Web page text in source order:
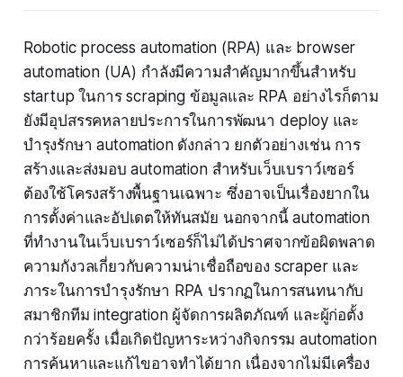
Robotic process automation (RPA) และ browser
automation (UA) กำลังมีความสำคัญมากขึ้นสำหรับ
startup ในการ scraping ข้อมูลและ RPA อย่างไรก็ตาม
ยังมีอุปสรรคหลายประการในการพัฒนา deploy และ
บำรุงรักษา automation ดังกล่าว ยกตัวอย่างเช่น การ
สร้างและส่งมอบ automation สำหรับเว็บเบราว์เซอร์
ต้องใช้โครงสร้างพื้นฐานเฉพาะ ซึ่งอาจเป็นเรื่องยากใน
การตั้งค่าและอัปเดตให้ทันสมัย นอกจากนี้ automation
ที่ทำงานในเว็บเบราว์เซอร์ก็ไม่ได้ปราศจากข้อผิดพลาด
ความกังวลเกี่ยวกับความน่าเชื่อถือของ scraper และ
ภาระในการบำรุงรักษา RPA ปรากฏในการสนทนากับ
สมาชิกทีม integration ผู้จัดการผลิตภัณฑ์ และผู้ก่อตั้ง
กว่าร้อยครั้ง เมื่อเกิดปัญหาระหว่างกิจกรรม automation
การค้นหาและแก้ไขอาจทำได้ยาก เนื่องจากไม่มีเครื่อง